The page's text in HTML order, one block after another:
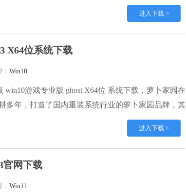
系统下载,其系统口碑得到许多人认可，积累了广大的
净版是一款稳定流畅的系统,一直以来都以用户为中
队推出的萝卜家园
进入下载 >
X64位系统下载
Win10
win10游戏专业版 ghost X64位 系统下载，萝卜家园在
多年，打造了国内重装系统行业的萝卜家园品牌，其
积累了广大的用户群体，萝卜家园win10纯净版是一
都以用户为中心，是由萝卜家园win10团队推出的萝
于国内用户的习惯，做
进入下载 >
官网下载
Win11